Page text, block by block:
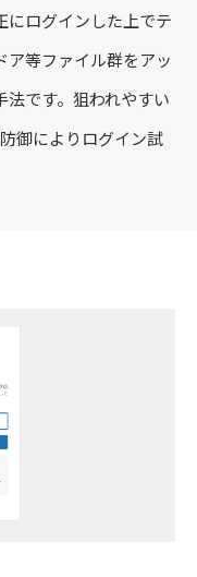
にログインした上でテ
ア等ファイル群をアッ
です。狙われやすい
御によりログイン試